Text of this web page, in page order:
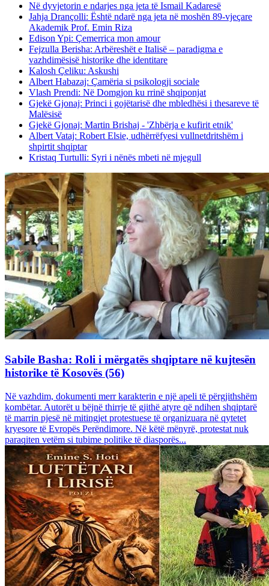
Në dyvjetorin e ndarjes nga jeta të Ismail Kadaresë
Jahja Drançolli: Është ndarë nga jeta në moshën 89-vjeçare
Akademik Prof. Emin Riza
Edison Ypi: Çemerrica mon amour
Fejzulla Berisha: Arbëreshët e Italisë – paradigma e
vazhdimësisë historike dhe identitare
Kalosh Çeliku: Askushi
Albert Habazaj: Çamëria si psikologji sociale
Vlash Prendi: Në Domgjon ku rrinë shqiponjat
Gjekë Gjonaj: Princi i gojëtarisë dhe mbledhësi i thesareve të
Malësisë
Gjekë Gjonaj: Martin Brishaj - 'Zhbërja e kufirit etnik'
Albert Vataj: Robert Elsie, udhërrëfyesi vullnetdritshëm i
shpirtit shqiptar
Kristaq Turtulli: Syri i nënës mbeti në mjegull
Sabile Basha: Roli i mërgatës shqiptare në kujtesën
historike të Kosovës (56)
Në vazhdim, dokumenti merr karakterin e një apeli të përgjithshëm
kombëtar. Autorët u bëjnë thirrje të gjithë atyre që ndihen shqiptarë
të marrin pjesë në mitingjet protestuese të organizuara në qytetet
kryesore të Evropës Perëndimore. Në këtë mënyrë, protestat nuk
paraqiten vetëm si tubime politike të diasporës...